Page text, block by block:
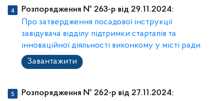
Розпорядження № 263-р від 29.11.2024:
Про затвердження посадової інструкції
завідувача відділу підтримки стартапів та
інноваційної діяльності виконкому у місті ради
Завантажити
Розпорядження № 262-p від 27.11.2024: